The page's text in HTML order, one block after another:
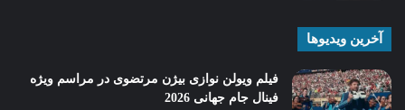
آخرین ویدیوها
فیلم ویولن نوازی بیژن مرتضوی در مراسم ویژه
فینال جام جهانی 2026